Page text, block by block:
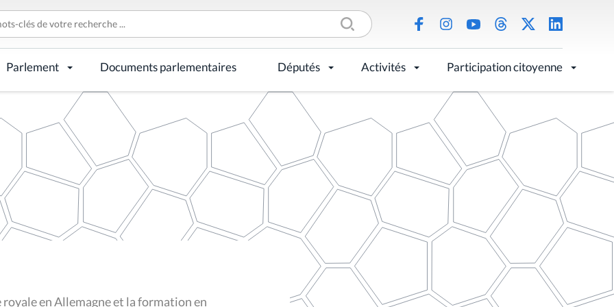
Parlement Documents parlementaires Députés Activités Participation citoyenne
en Allemagne et la formation en